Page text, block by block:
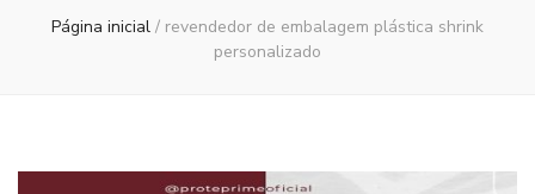
Página inicial / revendedor de embalagem plástica shrink
personalizado